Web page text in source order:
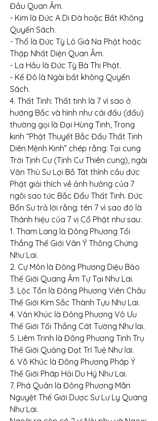
Đầu Quan Âm.
- Kim là Đức A Di Đà hoặc Bất Không
Quyến Sách.
- Thổ là Đức Tỳ Lô Giá Na Phật hoặc
Thập Nhất Diện Quan Âm.
- La Hầu là Đức Tỳ Bà Thi Phật.
- Kế Đô là Ngài bất không Quyến
Sách.
4. Thất Tinh: Thất tinh là 7 vì sao ở
hướng Bắc và hình như cái đấu (đẩu)
thường gọi là Đại Hùng Tinh, Trong
kinh “Phật Thuyết Bắc Đẩu Thất Tinh
Diên Mệnh Kinh” chép rằng: Tại cung
Trời Tịnh Cư (Tịnh Cư Thiên cung), ngài
Văn Thù Sư Lợi Bồ Tát thỉnh cầu đức
Phật giải thích về ảnh hưởng của 7
ngôi sao tức Bắc Đẩu Thất Tinh. Đức
Bổn Sư trả lời rằng: tên 7 vì sao đó là
Thánh hiệu của 7 vị Cổ Phật như sau:
1. Tham Lang là Đông Phương Tối
Thắng Thế Giới Vân Ý Thông Chứng
Như Lai.
2. Cự Môn là Đông Phương Diệu Bảo
Thế Giới Quang Âm Tự Tại Như Lai.
3. Lộc Tồn là Đông Phương Viên Châu
Thế Giới Kim Sắc Thành Tựu Như Lai.
4. Văn Khúc là Đông Phương Vô Ưu
Thế Giới Tối Thắng Cát Tường Như lai.
5. Liêm Trinh là Đông Phương Tịnh Trụ
Thế Giới Quảng Đạt Trí Tuệ Như lai.
6. Võ Khúc là Đông Phương Pháp Ý
Thế Giới Pháp Hải Du Hý Như Lai.
7. Phá Quân là Đông Phương Mãn
Nguyệt Thế Giới Dược Sư Lư Ly Quang
Như Lai.